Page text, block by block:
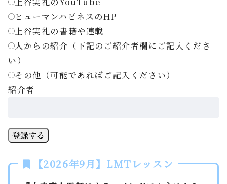
ヒューマンハピネスのHP
上谷実礼の書籍や連載
人からの紹介（下記のご紹介者欄にご記入くださ
い）
その他（可能であればご記入ください）
紹介者
登録する
【2026年9月】LMTレッスン